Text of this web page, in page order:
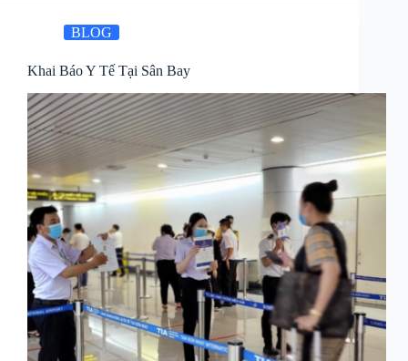
BLOG
Khai Báo Y Tế Tại Sân Bay